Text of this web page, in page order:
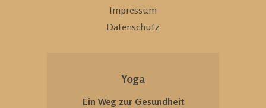
Impressum
Datenschutz
Yoga
Ein Weg zur Gesundheit